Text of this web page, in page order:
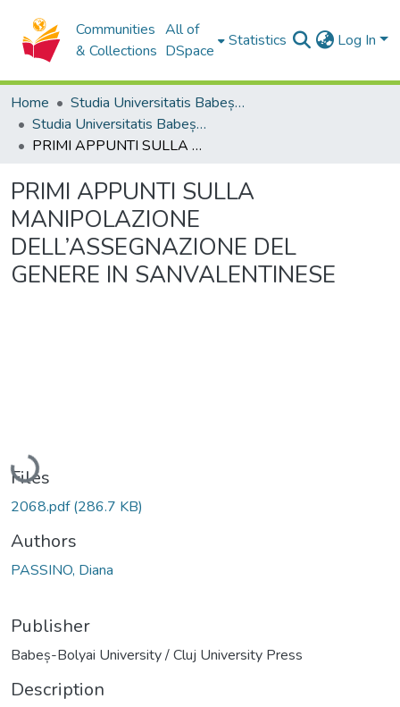
Communities
& Collections
All of
DSpace
Statistics Log In
Home
Studia Universitatis Babeș-Bolyai Collection
Studia Universitatis Babeș-Bolyai Philologia
PRIMI APPUNTI SULLA MANIPOLAZIONE DELL’ASSEGNAZIONE DEL GENERE IN SANVALENTINESE
PRIMI APPUNTI SULLA
MANIPOLAZIONE
DELL’ASSEGNAZIONE DEL
GENERE IN SANVALENTINESE
Loading...
Files
2068.pdf(286.7 KB)
Authors
PASSINO, Diana
Publisher
Babeș-Bolyai University / Cluj University Press
Description